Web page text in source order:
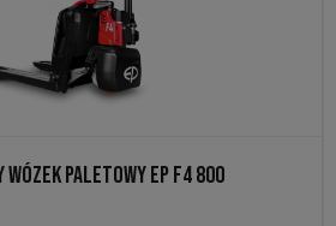
WÓZEK PALETOWY EP F4 800